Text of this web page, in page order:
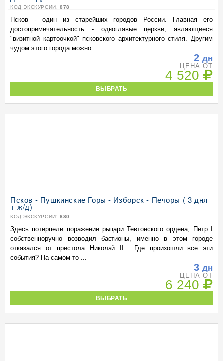
КОД ЭКСКУРСИИ: 878
Псков - один из старейших городов России. Главная его
достопримечательность - одноглавые церкви, являющиеся
"визитной картоочкой" псковского архитектурного стиля. Другим
чудом этого города можно ...
2 дн
ЦЕНА ОТ
4 520
ВЫБРАТЬ
Псков - Пушкинские Горы - Изборск - Печоры ( 3 дня
+ ж/д)
КОД ЭКСКУРСИИ: 880
Здесь потерпели поражение рыцари Тевтонского ордена, Петр I
собственноручно возводил бастионы, именно в этом городе
отказался от престола Николай II... Где произошли все эти
события? На самом-то ...
3 дн
ЦЕНА ОТ
6 240
ВЫБРАТЬ